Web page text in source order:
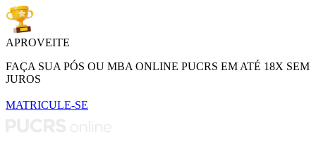
APROVEITE
FAÇA SUA PÓS OU MBA ONLINE PUCRS EM ATÉ 18X SEM
JUROS
MATRICULE-SE